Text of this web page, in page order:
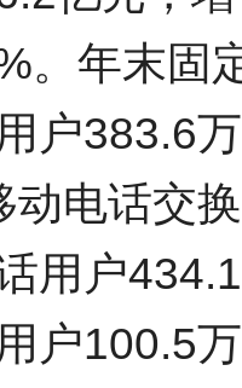
。年末固
户383.6
动电话交
用户
户100.5